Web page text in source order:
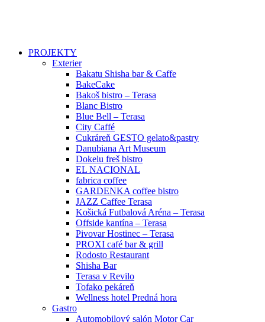
PROJEKTY
Exterier
Bakatu Shisha bar & Caffe
BakeCake
Bakoš bistro – Terasa
Blanc Bistro
Blue Bell – Terasa
City Caffé
Cukráreň GESTO gelato&pastry
Danubiana Art Museum
Dokelu freš bistro
EL NACIONAL
fabrica coffee
GARDENKA coffee bistro
JAZZ Caffee Terasa
Košická Futbalová Aréna – Terasa
Offside kantína – Terasa
Pivovar Hostinec – Terasa
PROXI café bar & grill
Rodosto Restaurant
Shisha Bar
Terasa v Revilo
Tofako pekáreň
Wellness hotel Predná hora
Gastro
Automobilový salón Motor Car